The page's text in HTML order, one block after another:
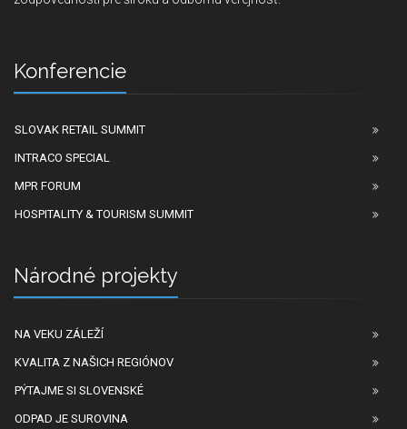
Konferencie
SLOVAK RETAIL SUMMIT
INTRACO SPECIAL
MPR FORUM
HOSPITALITY & TOURISM SUMMIT
Národné projekty
NA VEKU ZÁLEŽÍ
KVALITA Z NAŠICH REGIÓNOV
PÝTAJME SI SLOVENSKÉ
ODPAD JE SUROVINA